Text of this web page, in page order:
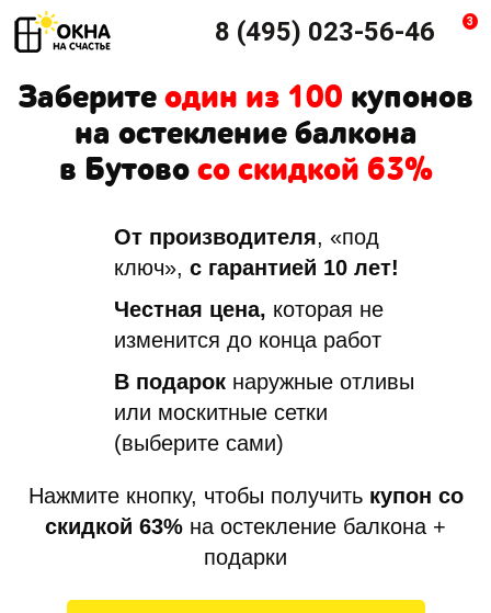
8 (495) 023-56-46 3
Заберитеодин из 100 купонов
на остекление балкона
в Бутовосо скидкой 63%
От производителя, «под
ключ», с гарантией 10 лет!
Честная цена, которая не
изменится до конца работ
В подарок наружные отливы
или москитные сетки
(выберите сами)
Нажмите кнопку, чтобы получить купон со
скидкой 63% на остекление балкона +
подарки